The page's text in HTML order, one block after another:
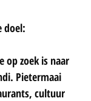
doel:
op zoek is naar
Pietermaai
cultuur